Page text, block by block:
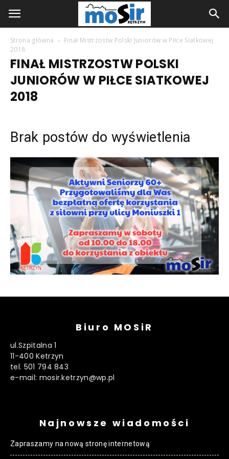
Strona główna
Finał Mistrzostw Polski Juniorów w Piłce Siatkowej
2018
FINAŁ MISTRZOSTW POLSKI
JUNIORÓW W PIŁCE SIATKOWEJ
2018
Brak postów do wyświetlenia
Biuro MOSiR
ul.Szpitalna 1
11-400 Ketrzyn
tel. 501 794 843
e-mail: mosir.ketrzyn@wp.pl
Najnowsze wiadomości
Zapraszamy na nową stronę internetową